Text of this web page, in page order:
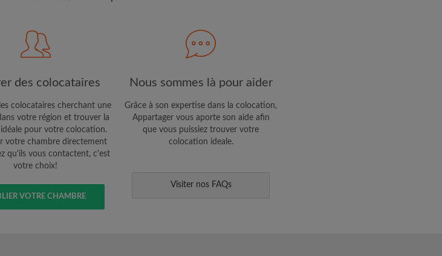
Je souhaite recevoir des offres exclusives et des mises à
des colocataires
colocataires cherchant une
votre région et trouver la
pour votre colocation.
votre chambre directement
qu'ils vous contactent, c'est
votre choix!
VOTRE CHAMBRE
Nous sommes là pour aider
Grâce à son expertise dans la colocation,
Appartager vous aporte son aide afin
que vous puissiez trouver votre
colocation ideale.
Visiter nos FAQs